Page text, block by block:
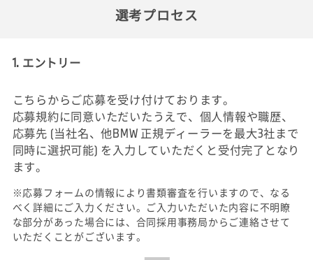
選考プロセス
1. エントリー
こちらからご応募を受け付けております。
応募規約に同意いただいたうえで、個人情報や職歴、
応募先 (当社名、他BMW 正規ディーラーを最大3社まで
同時に選択可能) を入力していただくと受付完了となり
ます。
※応募フォームの情報により書類審査を行いますので、なる
べく詳細にご入力ください。ご入力いただいた内容に不明瞭
な部分があった場合には、合同採用事務局からご連絡させて
いただくことがございます。